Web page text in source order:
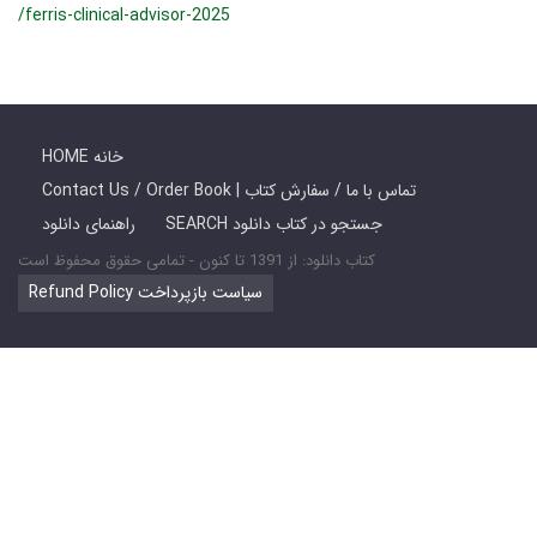
/ferris-clinical-advisor-2025
HOME خانه
Contact Us / Order Book | تماس با ما / سفارش کتاب
راهنمای دانلود
SEARCH جستجو در کتاب دانلود
کتاب دانلود: از 1391 تا کنون - تمامی حقوق محفوظ است
Refund Policy سیاست بازپرداخت